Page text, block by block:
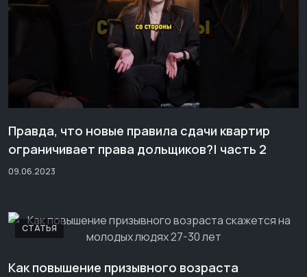
Правда, что новые правила сдачи квартир
ограничивает права дольщиков?| часть 2
09.06.2023
СТАТЬЯ
Как повышение призывного возраста